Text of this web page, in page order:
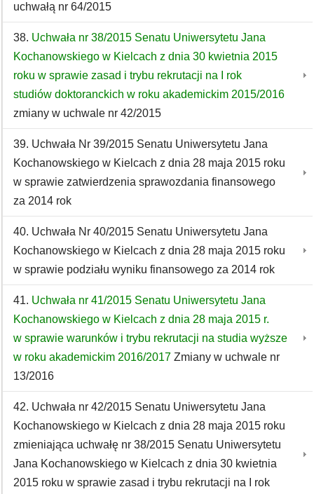
uchwałą nr 64/2015
38. Uchwała nr 38/2015 Senatu Uniwersytetu Jana
Kochanowskiego w Kielcach z dnia 30 kwietnia 2015
roku w sprawie zasad i trybu rekrutacji na I rok
studiów doktoranckich w roku akademickim 2015/2016
zmiany w uchwale nr 42/2015
39. Uchwała Nr 39/2015 Senatu Uniwersytetu Jana
Kochanowskiego w Kielcach z dnia 28 maja 2015 roku
w sprawie zatwierdzenia sprawozdania finansowego
za 2014 rok
40. Uchwała Nr 40/2015 Senatu Uniwersytetu Jana
Kochanowskiego w Kielcach z dnia 28 maja 2015 roku
w sprawie podziału wyniku finansowego za 2014 rok
41. Uchwała nr 41/2015 Senatu Uniwersytetu Jana
Kochanowskiego w Kielcach z dnia 28 maja 2015 r.
w sprawie warunków i trybu rekrutacji na studia wyższe
w roku akademickim 2016/2017 Zmiany w uchwale nr
13/2016
42. Uchwała nr 42/2015 Senatu Uniwersytetu Jana
Kochanowskiego w Kielcach z dnia 28 maja 2015 roku
zmieniająca uchwałę nr 38/2015 Senatu Uniwersytetu
Jana Kochanowskiego w Kielcach z dnia 30 kwietnia
2015 roku w sprawie zasad i trybu rekrutacji na I rok